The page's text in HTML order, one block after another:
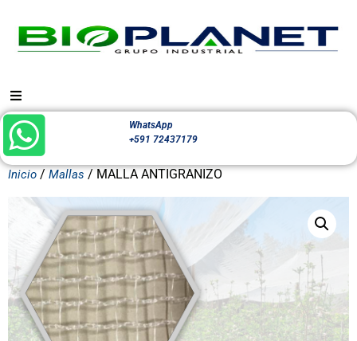
WhatsApp
+591 72437179
Inicio / Mallas / MALLA ANTIGRANIZO